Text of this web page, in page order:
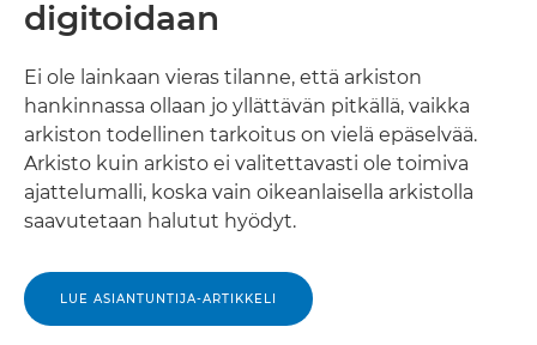
digitoidaan
Ei ole lainkaan vieras tilanne, että arkiston
hankinnassa ollaan jo yllättävän pitkällä, vaikka
arkiston todellinen tarkoitus on vielä epäselvää.
Arkisto kuin arkisto ei valitettavasti ole toimiva
ajattelumalli, koska vain oikeanlaisella arkistolla
saavutetaan halutut hyödyt.
LUE ASIANTUNTIJA-ARTIKKELI